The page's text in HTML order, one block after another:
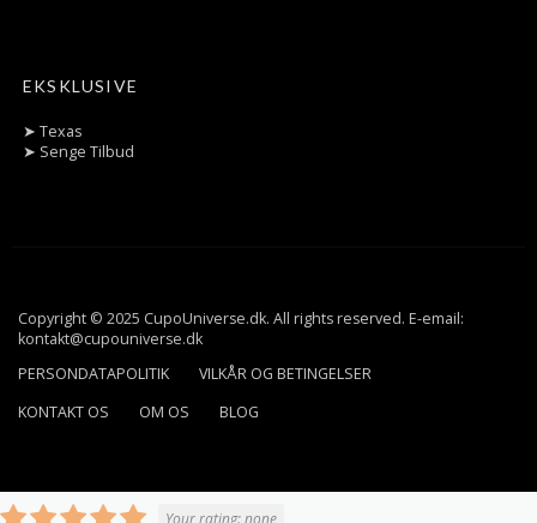
EKSKLUSIVE
➤ Texas
➤ Senge Tilbud
Copyright © 2025 CupoUniverse.dk. All rights reserved. E-email:
kontakt@cupouniverse.dk
PERSONDATAPOLITIK
VILKÅR OG BETINGELSER
KONTAKT OS
OM OS BLOG
Your rating:none